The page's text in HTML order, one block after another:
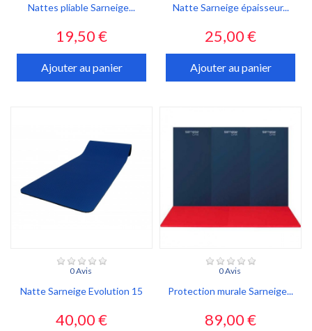
Nattes pliable Sarneige...
Prix
19,50 €
Ajouter au panier
Natte Sarneige épaisseur...
Prix
25,00 €
Ajouter au panier
0 Avis
Natte Sarneige Evolution 15
Prix
40,00 €
0 Avis
Protection murale Sarneige...
Prix
89,00 €